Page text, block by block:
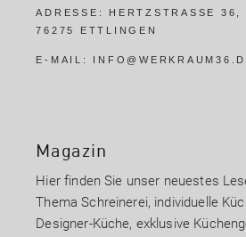
ADRESSE: HERTZSTRASSE 36,
76275 ETTLINGEN
E-MAIL:
Magazin
Hier finden Sie unser neuestes
Thema Schreinerei, individuelle
Designer-Küche, exklusive